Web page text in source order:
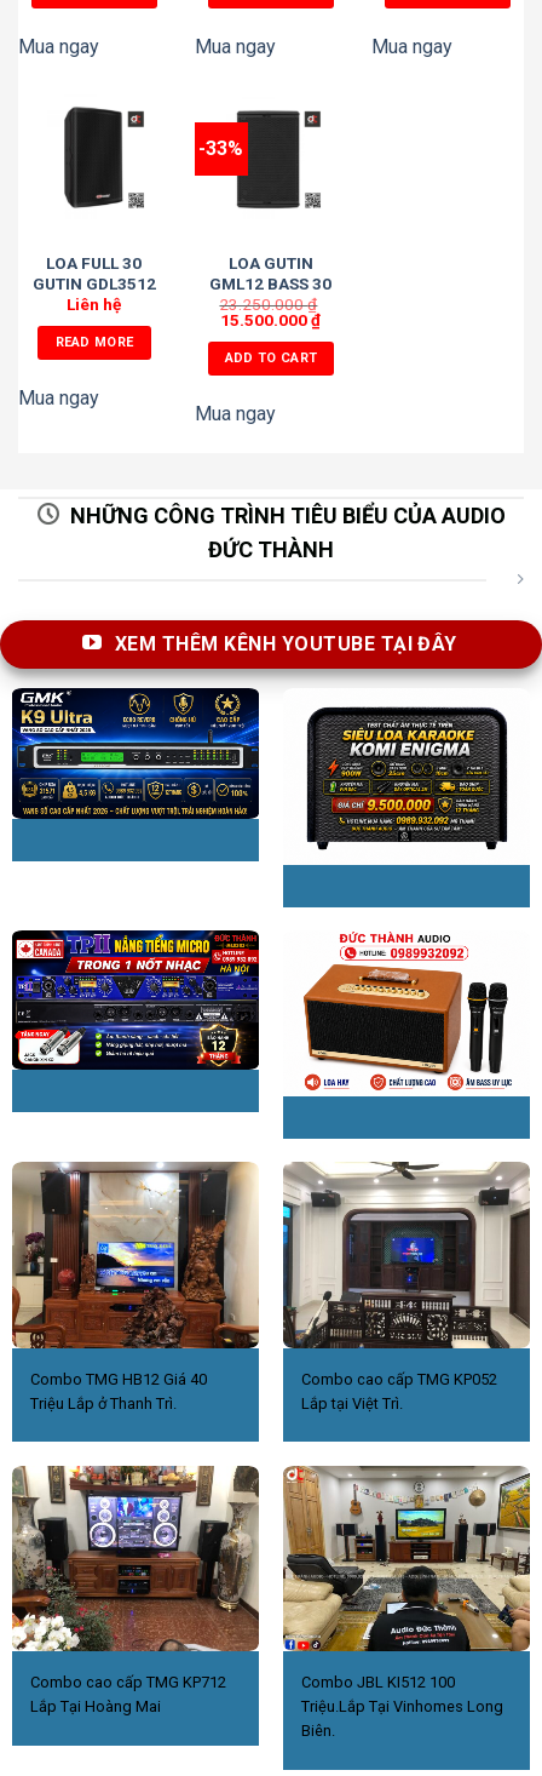
Mua ngay Mua ngay Mua ngay
LOA FULL 30
GUTIN GDL3512
Liên hệ
READ MORE
Mua ngay
-33%
LOA GUTIN
GML12 BASS 30
23.250.000₫
15.500.000₫
ADD TO CART
Mua ngay
NHỮNG CÔNG TRÌNH TIÊU BIỂU CỦA AUDIO
ĐỨC THÀNH
XEM THÊM KÊNH YOUTUBE TẠI ĐÂY
Combo TMG HB12 Giá 40
Triệu Lắp ở Thanh Trì.
Combo cao cấp TMG KP052
Lắp tại Việt Trì.
Combo cao cấp TMG KP712
Lắp Tại Hoàng Mai
Combo JBL KI512 100
Triệu.Lắp Tại Vinhomes Long
Biên.